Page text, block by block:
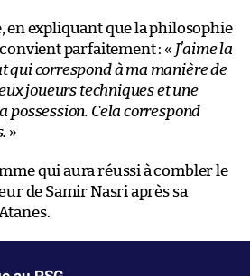
en expliquant que la philosophie
parfaitement : « J’aime la
qui correspond à ma manière de
joueurs techniques et une
possession. Cela correspond
»
qui aura réussi à combler le
de Samir Nasri après sa